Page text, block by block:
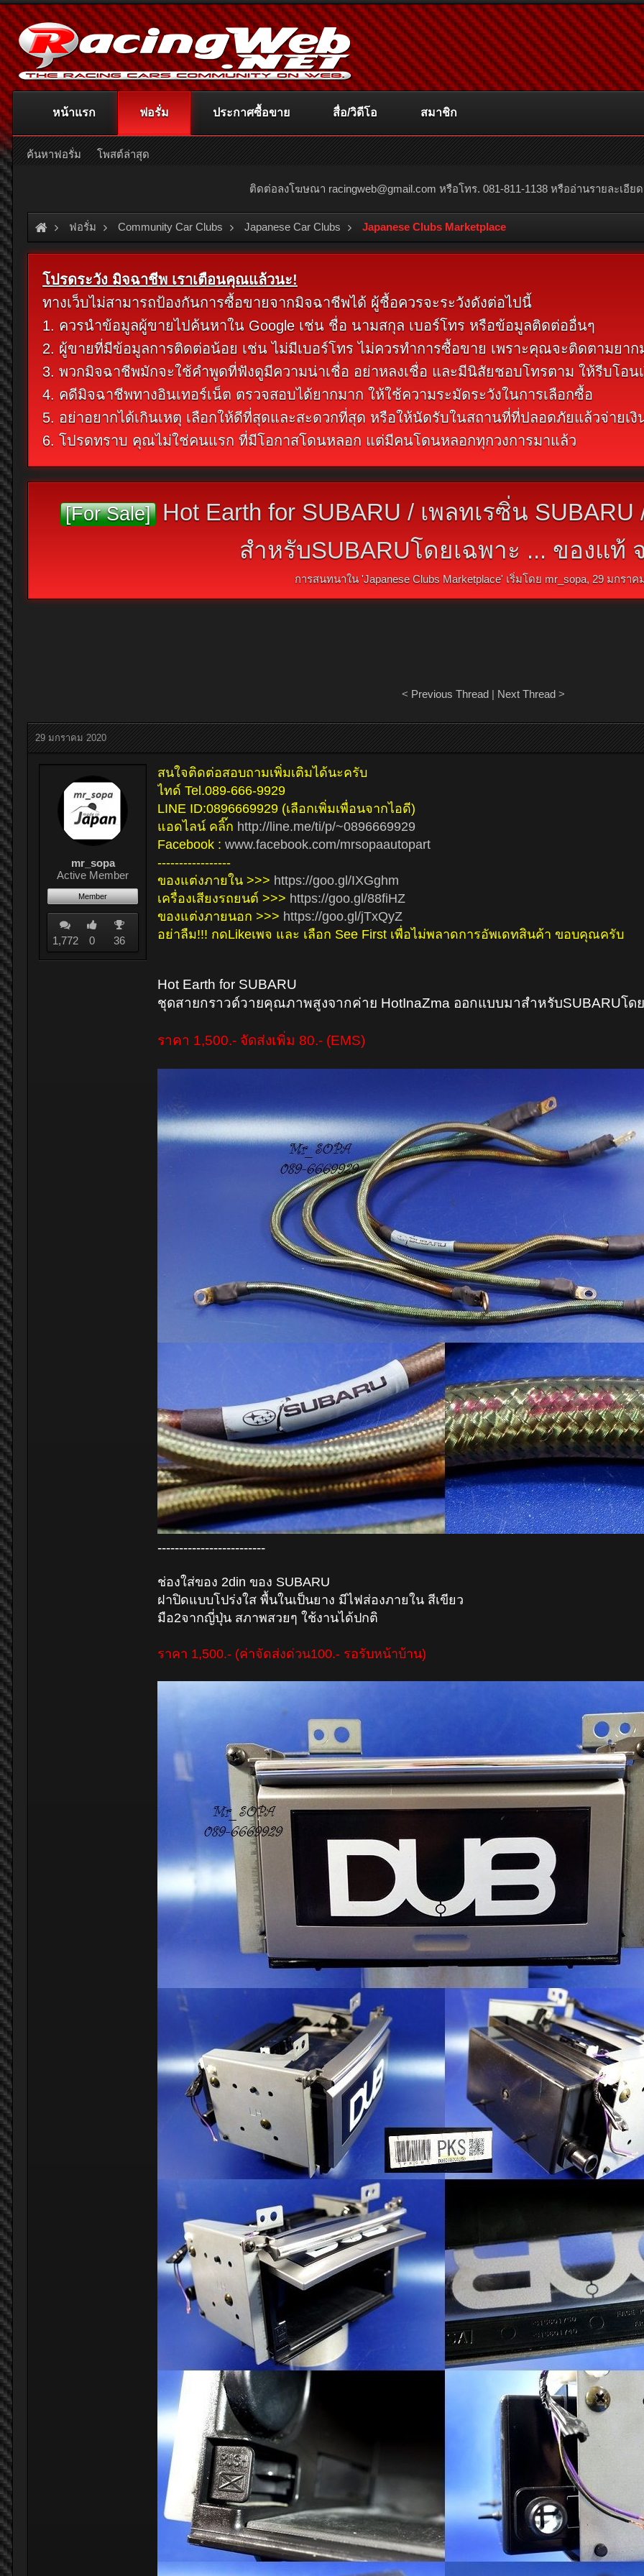
ติดต่อลงโฆษณา racingweb@gmail.com หรือโทร. 081-811-1138 หรืออ่านรายละเอีย
ฟอรั่ม Community Car Clubs Japanese Car Clubs Japanese Clubs Marketplace
โปรดระวัง มิจฉาชีพ เราเตือนคุณแล้วนะ!
ทางเว็บไม่สามารถป้องกันการซื้อขายจากมิจฉาชีพได้ ผู้ชื้อควรจะระวังดังต่อไปนี้
1. ควรนำข้อมูลผู้ขายไปค้นหาใน Google เช่น ชื่อ นามสกุล เบอร์โทร หรือข้อมูลติดต่ออื่นๆ
2. ผู้ขายที่มีข้อมูลการติดต่อน้อย เช่น ไม่มีเบอร์โทร ไม่ควรทำการซื้อขาย เพราะคุณจะติดตามยาก
3. พวกมิจฉาชีพมักจะใช้คำพูดที่ฟังดูมีความน่าเชื่อ อย่าหลงเชื่อ และมีนิสัยชอบโทรตาม ให้รีบโอน
4. คดีมิจฉาชีพทางอินเทอร์เน็ต ตรวจสอบได้ยากมาก ให้ใช้ความระมัดระวังในการเลือกซื้อ
5. อย่าอยากได้เกินเหตุ เลือกให้ดีที่สุดและสะดวกที่สุด หรือให้นัดรับในสถานที่ที่ปลอดภัยแล้วจ่ายเงิ
6. โปรดทราบ คุณไม่ใช่คนแรก ที่มีโอกาสโดนหลอก แต่มีคนโดนหลอกทุกวงการมาแล้ว
[For Sale] Hot Earth for SUBARU / เพลทเรซิ่น
สำหรับSUBARUโดยเฉพาะ ... ของแท้
การสนทนาใน 'Japanese Clubs Marketplace' เริ่มโดย mr_sopa, 29 มกราค
< Previous Thread| Next Thread>
29 มกราคม 2020
mr_sopa
Active Member
Member
1,772 0 36
สนใจติดต่อสอบถามเพิ่มเติมได้นะครับ
ไทด์ Tel.089-666-9929
LINE ID:0896669929 (เลือกเพิ่มเพื่อนจากไอดี)
แอดไลน์ คลิ๊ก http://line.me/ti/p/~0896669929
Facebook : www.facebook.com/mrsopaautopart
-----------------
ของแต่งภายใน >>> https://goo.gl/IXGghm
เครื่องเสียงรถยนต์ >>> https://goo.gl/88fiHZ
ของแต่งภายนอก >>> https://goo.gl/jTxQyZ
อย่าลืม!!! กดLikeเพจ และ เลือก See First เพื่อไม่พลาดการอัพเดทสินค้า ขอบคุณครับ
Hot Earth for SUBARU
ชุดสายกราวด์วายคุณภาพสูงจากค่าย HotInaZma ออกแบบมาสำหรับSUBARUโด
ราคา 1,500.- จัดส่งเพิ่ม 80.- (EMS)
-------------------------
ช่องใส่ของ 2din ของ SUBARU
ฝาปิดแบบโปร่งใส พื้นในเป็นยาง มีไฟส่องภายใน สีเขียว
มือ2จากญี่ปุ่น สภาพสวยๆ ใช้งานได้ปกติ
ราคา 1,500.- (ค่าจัดส่งด่วน100.- รอรับหน้าบ้าน)
หน้าแรก ฟอรั่ม
ค้นหาฟอรั่ม โพสต์ล่าสุด
ประกาศซื้อขาย สื่อ/วิดีโอ สมาชิก